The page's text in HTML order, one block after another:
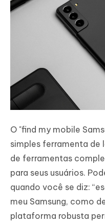
O "find my mobile
simples ferramenta de
de ferramentas
para seus usuários.
quando você se diz:
meu Samsung, como
plataforma robusta